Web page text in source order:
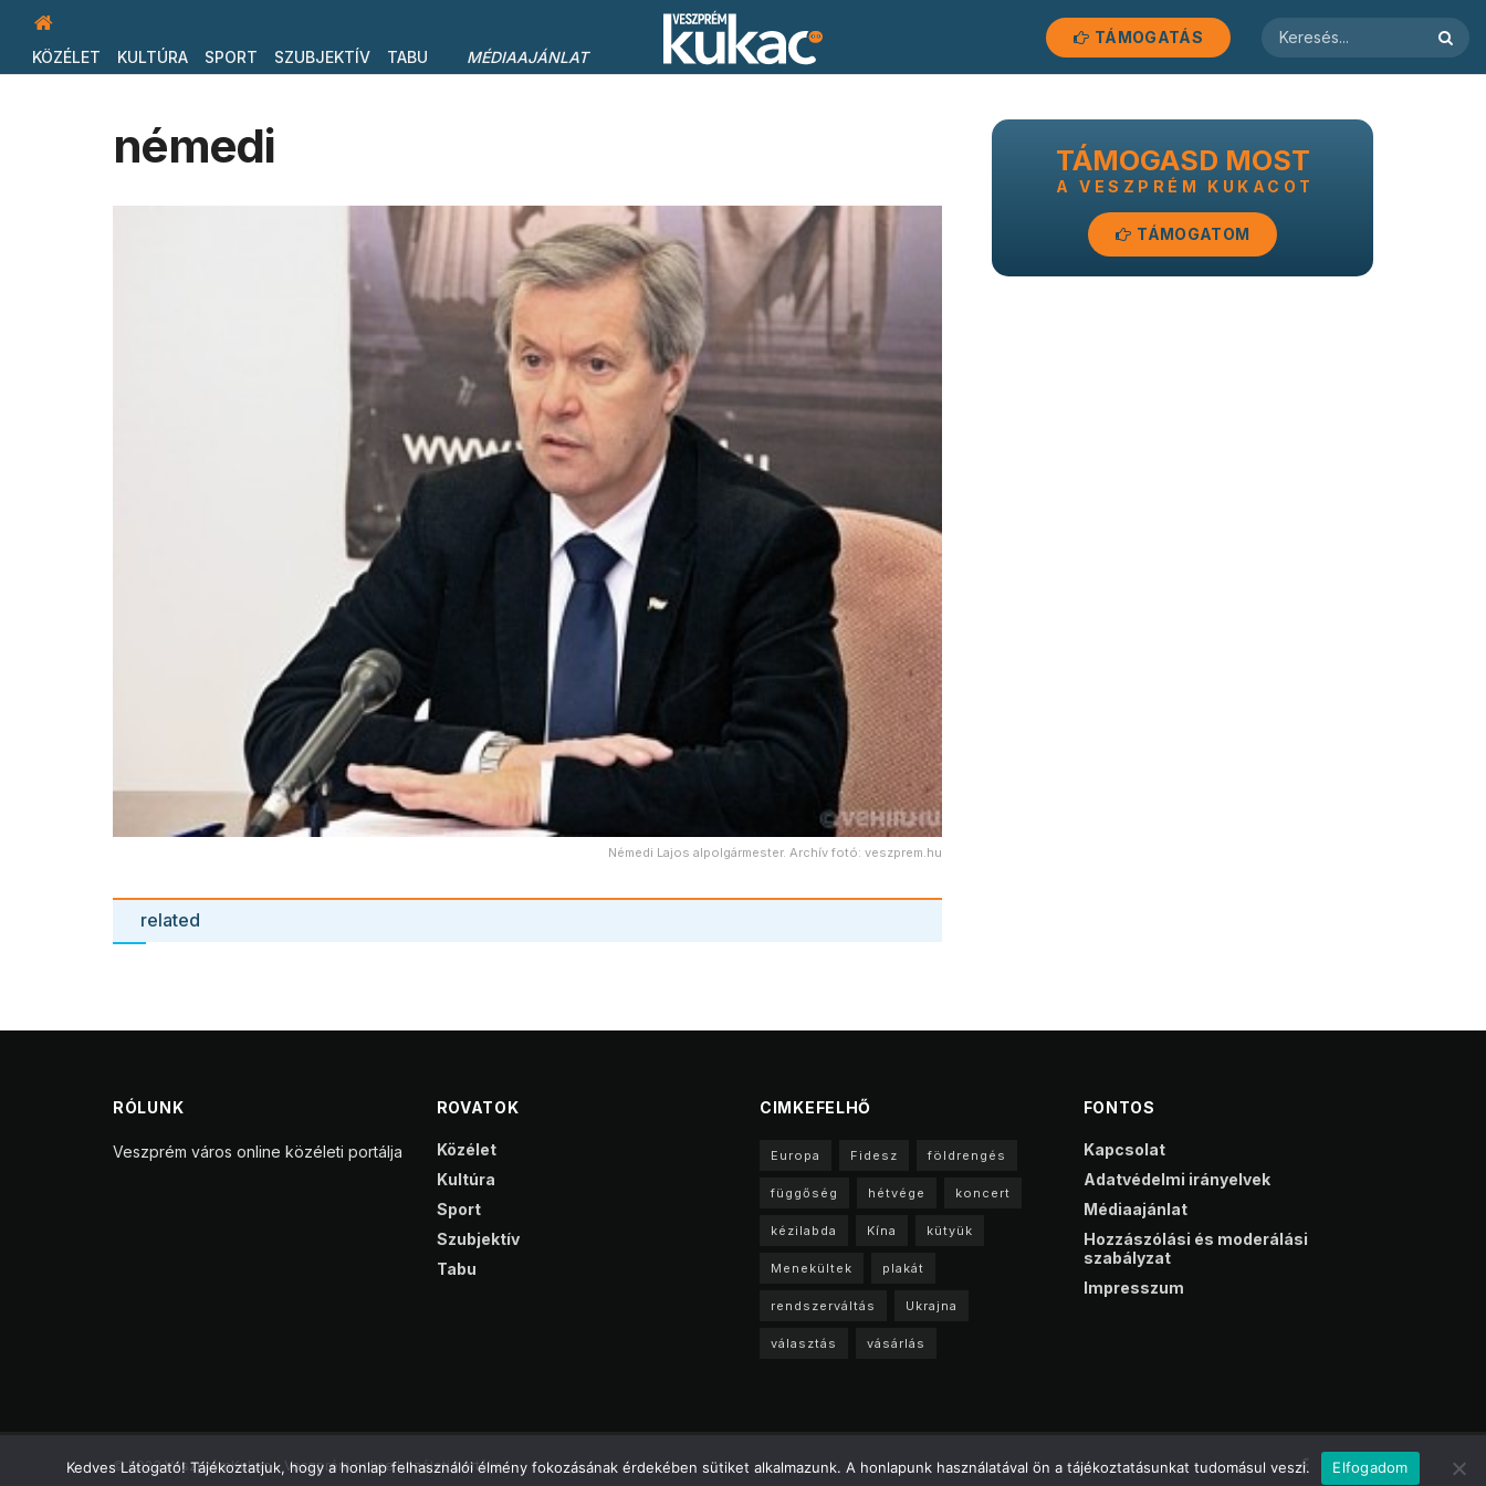
KÖZÉLET KULTÚRA SPORT SZUBJEKTÍV TABU MÉDIAAJÁNLAT
TÁMOGATÁS
némedi
Némedi Lajos alpolgármester. Archív fotó: veszprem.hu
related
TÁMOGASD MOST
A VESZPRÉM KUKACOT
TÁMOGATOM
RÓLUNK
Veszprém város online közéleti portálja
ROVATOK
Közélet
Kultúra
Sport
Szubjektív
Tabu
CIMKEFELHŐ
Europa Fidesz földrengés
függőség hétvége koncert
kézilabda Kína kütyük
Menekültek plakát
rendszerváltás Ukrajna
választás vásárlás
FONTOS
Kapcsolat
Adatvédelmi irányelvek
Médiaajánlat
Hozzászólási és moderálási
szabályzat
Impresszum
© 2023 VeszprémKukac - Veszprém online közéleti portálja
Kedves Látogató! Tájékoztatjuk, hogy a honlap felhasználói élmény fokozásának érdekében sütiket alkalmazunk. A honlapunk használatával ön a tájékoztatásunkat tudomásul veszi. Elfogadom